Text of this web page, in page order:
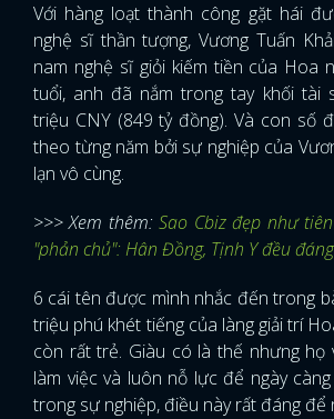
Với hàng loạt thành công gặt hái
nghệ sĩ thần tượng, Vương Tuấn
nam nghệ sĩ giỏi kiếm tiền của Hoa
tuổi, anh đã nắm trong tay khối tài
triệu CNY (849 tỷ đồng). Và con số
theo từng năm bởi sự nghiệp của
lạn vô cùng.
>>> Xem thêm:Sao Cbiz đẹp như
"phản chủ": Hân Đồng, Tịnh Y đều
6 cái tên được mình nhắc đến trong
triệu phú khét tiếng của làng giải trí
còn rất trẻ. Giàu có là thế nhưng họ
làm việc và luôn nỗ lực để ngày
trong sự nghiệp, điều này rất đáng để